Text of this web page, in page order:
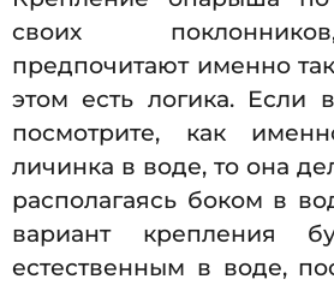
своих
предпочитают именно
этом есть логика. Если
посмотрите, как
личинка в воде, то она
располагаясь боком в
вариант крепления
естественным в воде,